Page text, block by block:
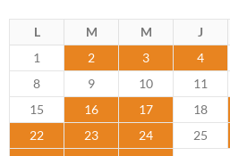
L M M J
1
2 3 4
8
9 10 11
15
16 17 18
22
23 24 25